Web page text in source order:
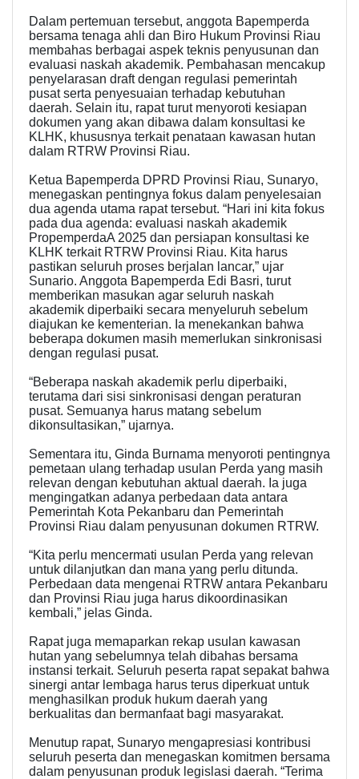
Dalam pertemuan tersebut, anggota Bapemperda
bersama tenaga ahli dan Biro Hukum Provinsi Riau
membahas berbagai aspek teknis penyusunan dan
evaluasi naskah akademik. Pembahasan mencakup
penyelarasan draft dengan regulasi pemerintah
pusat serta penyesuaian terhadap kebutuhan
daerah. Selain itu, rapat turut menyoroti kesiapan
dokumen yang akan dibawa dalam konsultasi ke
KLHK, khususnya terkait penataan kawasan hutan
dalam RTRW Provinsi Riau.
Ketua Bapemperda DPRD Provinsi Riau, Sunaryo,
menegaskan pentingnya fokus dalam penyelesaian
dua agenda utama rapat tersebut. “Hari ini kita fokus
pada dua agenda: evaluasi naskah akademik
PropemperdaA 2025 dan persiapan konsultasi ke
KLHK terkait RTRW Provinsi Riau. Kita harus
pastikan seluruh proses berjalan lancar,” ujar
Sunario. Anggota Bapemperda Edi Basri, turut
memberikan masukan agar seluruh naskah
akademik diperbaiki secara menyeluruh sebelum
diajukan ke kementerian. Ia menekankan bahwa
beberapa dokumen masih memerlukan sinkronisasi
dengan regulasi pusat.
“Beberapa naskah akademik perlu diperbaiki,
terutama dari sisi sinkronisasi dengan peraturan
pusat. Semuanya harus matang sebelum
dikonsultasikan,” ujarnya.
Sementara itu, Ginda Burnama menyoroti pentingnya
pemetaan ulang terhadap usulan Perda yang masih
relevan dengan kebutuhan aktual daerah. Ia juga
mengingatkan adanya perbedaan data antara
Pemerintah Kota Pekanbaru dan Pemerintah
Provinsi Riau dalam penyusunan dokumen RTRW.
“Kita perlu mencermati usulan Perda yang relevan
untuk dilanjutkan dan mana yang perlu ditunda.
Perbedaan data mengenai RTRW antara Pekanbaru
dan Provinsi Riau juga harus dikoordinasikan
kembali,” jelas Ginda.
Rapat juga memaparkan rekap usulan kawasan
hutan yang sebelumnya telah dibahas bersama
instansi terkait. Seluruh peserta rapat sepakat bahwa
sinergi antar lembaga harus terus diperkuat untuk
menghasilkan produk hukum daerah yang
berkualitas dan bermanfaat bagi masyarakat.
Menutup rapat, Sunaryo mengapresiasi kontribusi
seluruh peserta dan menegaskan komitmen bersama
dalam penyusunan produk legislasi daerah. “Terima